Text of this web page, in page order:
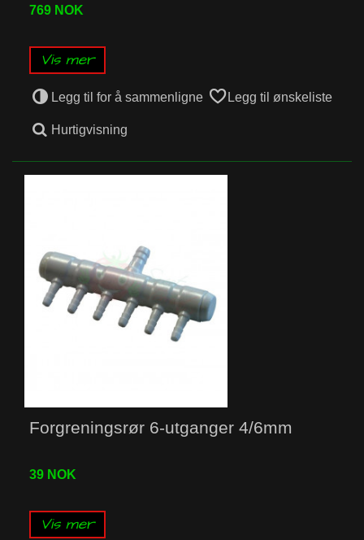
769 NOK
Vis mer
Legg til for å sammenligne Legg til ønskeliste
Hurtigvisning
Forgreningsrør 6-utganger 4/6mm
39 NOK
Vis mer